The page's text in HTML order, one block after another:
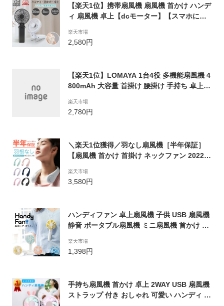
【楽天1位】携帯扇風機 扇風機 首かけ ハンデ
ィ 扇風機 卓上【dcモーター】【スマホに急
クリップ 小型 静音 折りたたみ 首掛け usb 扇
風機 おしゃれ 静音 卓上扇風機 ベビーカー 扇
楽天市場
2,580円
【楽天1位】LOMAYA 1台4役 多機能扇風機 4
800mAh 大容量 首掛け 腰掛け 手持ち 卓上
携帯扇風機 充電式 3段階風量調節 静音 広口
送風 アウトドア おすすめ
楽天市場
2,780円
＼楽天1位獲得／羽なし扇風機［半年保証］
【扇風機 首かけ 首掛け ネックファン 2022
ン 羽なし ハンディファン ハンズフリー ネッ
ククーラー 首掛けファン】★宅配便送料無料
楽天市場
3,580円
ハンディファン 卓上扇風機 子供 USB 扇風機
静音 ポータブル扇風機 ミニ扇風機 首かけ 携
ベビーカー 暑さ対策 おしゃれ ハンディ扇風
機 充電式 手持ち扇風機 長時間 折りたたみ
楽天市場
1,398円
手持ち扇風機 首かけ 卓上 2WAY USB 扇風機
ストラップ 付き おしゃれ 可愛い ハンディ フ